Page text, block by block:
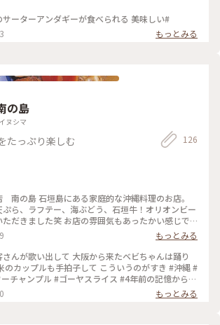
サーターアンダギーが食べられる 美味しい#
もっとみる
の島
ヌシマ
たっぷり楽しむ 126
庭的な沖縄料理のお店。
ぷら、ラフテー、海ぶどう、石垣牛！オリオンビー
ただきました笑 お店の雰囲気もあったかい感じで
最高です♪ #石垣島 #南の島 #オリオンビール最高もっとみる
んが歌い出して 大阪から来たベビちゃんは踊り
のカップルも手拍子して こういうのがすき #沖縄 #
チャンプル #ゴーヤスライス #4年前の記憶からか
店 #お店の名前初めて知った
もっとみる